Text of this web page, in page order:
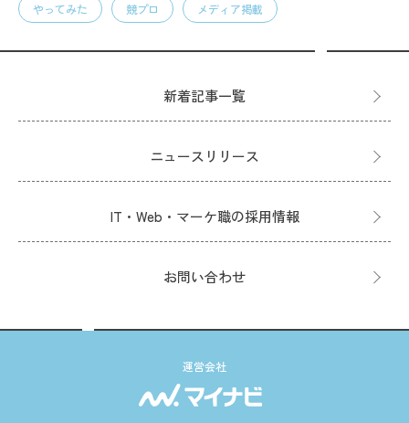
やってみた 競プロ メディア掲載
新着記事一覧
ニュースリリース
IT・Web・マーケ職の採用情報
お問い合わせ
運営会社